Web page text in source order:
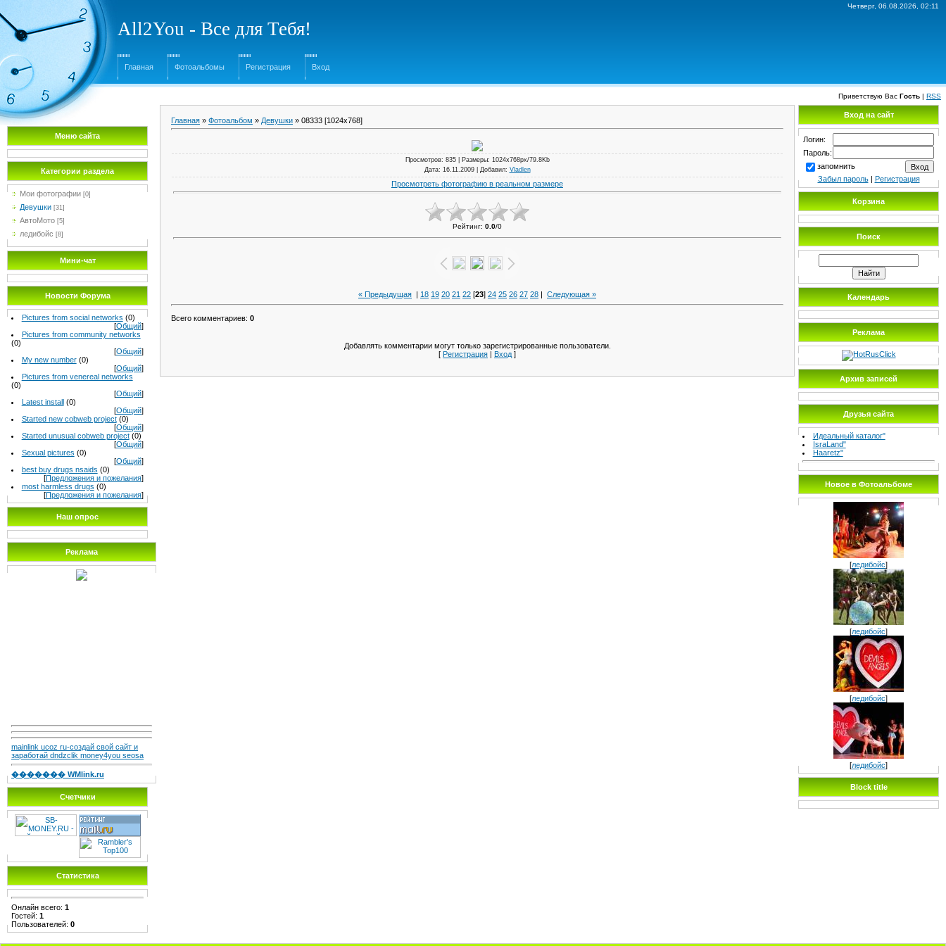
Четверг, 06.08.2026, 02:11
All2You - Все для Тебя!
Главная Фотоальбомы Регистрация Вход
Приветствую Вас Гость | RSS
Меню сайта
Категории раздела
Мои фотографии [0]
Девушки [31]
АвтоМото [5]
ледибойс [8]
Мини-чат
Новости Форума
Pictures from social networks (0)
[Общий]
Pictures from community networks
(0)
[Общий]
My new number (0)
[Общий]
Pictures from venereal networks
(0)
[Общий]
Latest install (0)
[Общий]
Started new cobweb project (0)
[Общий]
Started unusual cobweb project (0)
[Общий]
Sexual pictures (0)
[Общий]
best buy drugs nsaids (0)
[Предложения и пожелания]
most harmless drugs (0)
[Предложения и пожелания]
Наш опрос
Реклама
mainlink ucoz ru-создай свой сайт и
заработай dndzclik money4you seosa
������� WMlink.ru
Счетчики
Статистика
Онлайн всего: 1
Гостей: 1
Пользователей: 0
Главная » Фотоальбом » Девушки » 08333 [1024x768]
Просмотров: 835 | Размеры: 1024x768px/79.8Kb
Дата: 16.11.2009 | Добавил: Vladlen
Просмотреть фотографию в реальном размере
Рейтинг: 0.0/0
« Предыдущая | 18 19 20 21 22 [23] 24 25 26 27 28 | Следующая »
Всего комментариев: 0
Добавлять комментарии могут только зарегистрированные пользователи.
[ Регистрация Вход ]
Вход на сайт
Логин:
Пароль:
запомнить
Забыл пароль| Регистрация
Корзина
Поиск
Календарь
Реклама
Архив записей
Друзья сайта
Идеальный каталог"
IsraLand"
Haaretz"
Новое в Фотоальбоме
[ледибойс]
[ледибойс]
[ледибойс]
[ледибойс]
Block title